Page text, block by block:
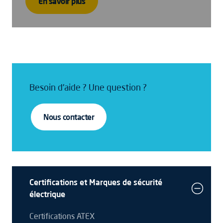
Besoin d'aide ? Une question ?
Nous contacter
Certifications et Marques de sécurité
électrique
Certifications ATEX